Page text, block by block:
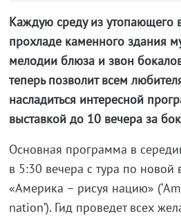
Каждую среду из утопающего
прохладе каменного здания
мелодии блюза и звон
теперь позволит всем
насладиться интересной
выставкой до 10 вечера за
Основная программа в
в 5:30 вечера с тура по новой
«Америка – рисуя нацию»
nation’). Гид проведет всех